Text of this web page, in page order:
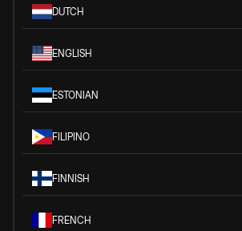
DUTCH
ENGLISH
ESTONIAN
FILIPINO
FINNISH
FRENCH